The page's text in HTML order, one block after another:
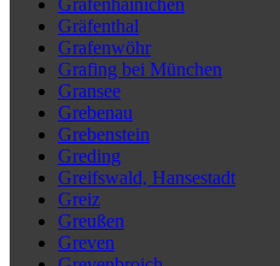
Gräfenhainichen
Gräfenthal
Grafenwöhr
Grafing bei München
Gransee
Grebenau
Grebenstein
Greding
Greifswald, Hansestadt
Greiz
Greußen
Greven